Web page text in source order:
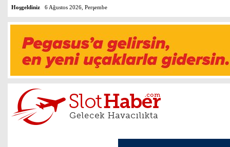
Hoşgeldiniz 6 Ağustos 2026, Perşembe